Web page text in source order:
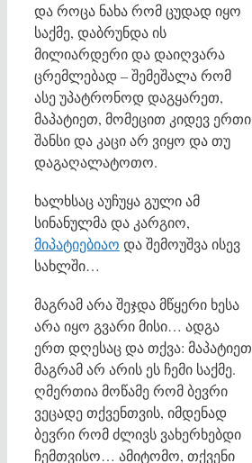
და როცა ნახა რომ ცუდად იყო
საქმე, დაბრუნდა ის
მილიარდერი და დაიღვარა
ცრემლებად – შემეშალა რომ
ასე უპატრონოდ დაგყარეთ,
მაპატიეთ, მომეცით კიდევ ერთი
შანსი და კაცი არ ვიყო და თუ
დაგაღალატოთო.
ხალხსაც აუჩუყა გული ამ
სინანულმა და კარგიო,
მიპატიებიაო და შემოუშვა ისევ
სახლში…
მაგრამ არა შეჯდა მწყერი ხესა
არა იყო გვარი მისი… ადგა
ერთ დღესაც და თქვა: მაპატიეთ
მაგრამ არ არის ეს ჩემი საქმე.
ღმერთია მოწამე რომ ბევრი
ვეცადე თქვენთვის, იმდენად
ბევრი რომ ძლივს ვახერხებდი
ჩემთვისო… ამიტომო, თქვენი